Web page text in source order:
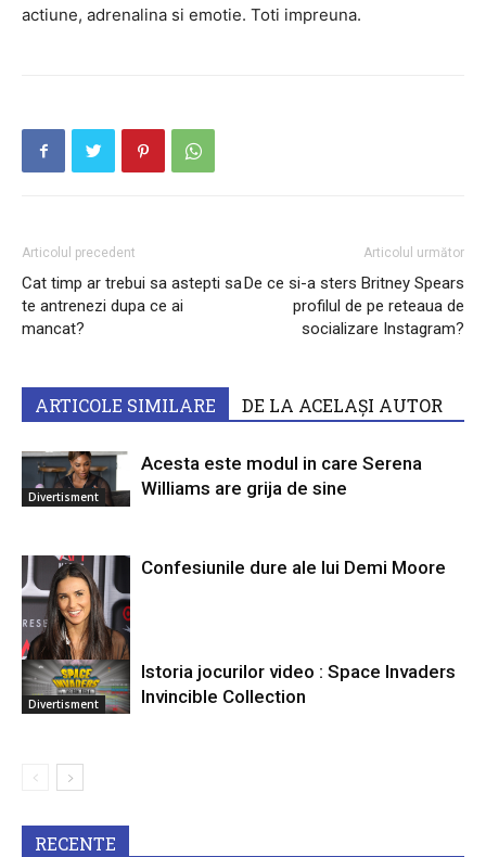
actiune, adrenalina si emotie. Toti impreuna.
Articolul precedent
Cat timp ar trebui sa astepti sa
te antrenezi dupa ce ai
mancat?
Articolul următor
De ce si-a sters Britney Spears
profilul de pe reteaua de
socializare Instagram?
ARTICOLE SIMILARE DE LA ACELAȘI AUTOR
Divertisment
Acesta este modul in care Serena
Williams are grija de sine
Divertisment
Confesiunile dure ale lui Demi Moore
Divertisment
Istoria jocurilor video : Space Invaders
Invincible Collection
RECENTE